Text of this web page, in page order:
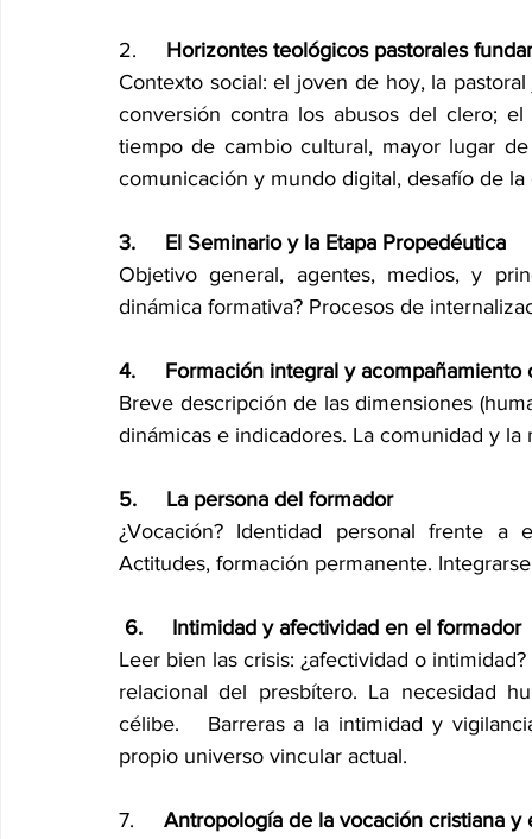
2. Horizontes teológicos pastorales
Contexto social: el joven de hoy, la
conversión contra los abusos del clero;
tiempo de cambio cultural, mayor lugar
comunicación y mundo digital, desafío de la
3.     El Seminario y la Etapa Propedéutica
Objetivo general, agentes, medios, y
dinámica formativa? Procesos de
4.     Formación integral y
Breve descripción de las dimensiones
dinámicas e indicadores. La comunidad y
5.     La persona del formador
¿Vocación? Identidad personal frente a
Actitudes, formación permanente.
6.     Intimidad y afectividad en el formador
Leer bien las crisis: ¿afectividad o
relacional del presbítero. La necesidad
célibe.   Barreras a la intimidad y
propio universo vincular actual.
7. Antropología de la vocación cristiana